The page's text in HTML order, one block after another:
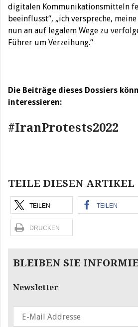
digitalen Kommunikationsmitteln
beeinflusst“, „ich verspreche,
nun an auf legalem Wege zu
Führer um Verzeihung.“
Die Beiträge dieses Dossiers
interessieren:
#IranProtests2022
TEILE DIESEN ARTIKEL
TEILEN TEILEN
DRUCKEN
BLEIBEN SIE
Newsletter